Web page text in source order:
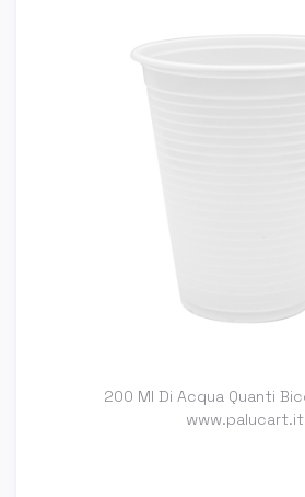
200 Ml Di Acqua Quanti
www.palucart.it